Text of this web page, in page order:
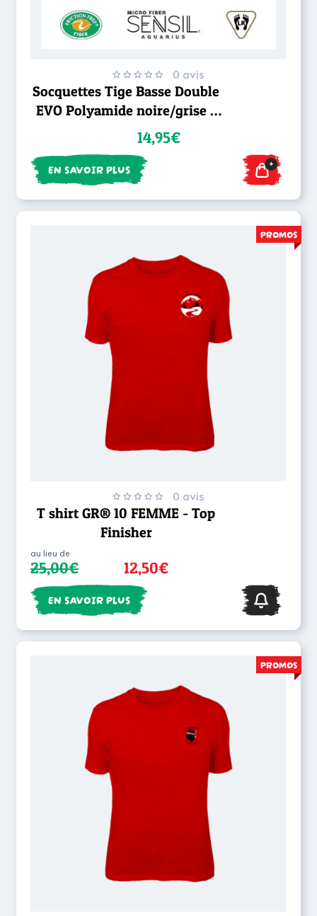
0 avis
Socquettes Tige Basse Double
EVO Polyamide noire/grise -
BV Sport14,95€
EN SAVOIR PLUS +
PROMOS
0 avis
T shirt GR® 10 FEMME - Top
Finisher
au lieu de
25,00€ 12,50€
EN SAVOIR PLUS
PROMOS